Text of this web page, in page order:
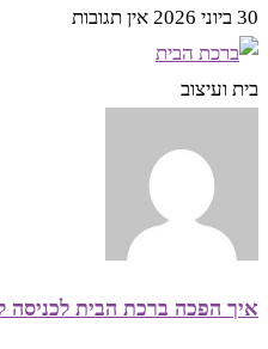
30 ביוני 2026
אין תגובות
בית ועיצוב
איך הפכה ברכת הבית לכניסה